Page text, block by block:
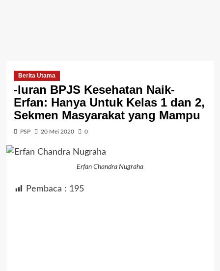
Berita Utama
-Iuran BPJS Kesehatan Naik-
Erfan: Hanya Untuk Kelas 1 dan 2,
Sekmen Masyarakat yang Mampu
PSP 20 Mei 2020 0
Erfan Chandra Nugraha
Pembaca : 195